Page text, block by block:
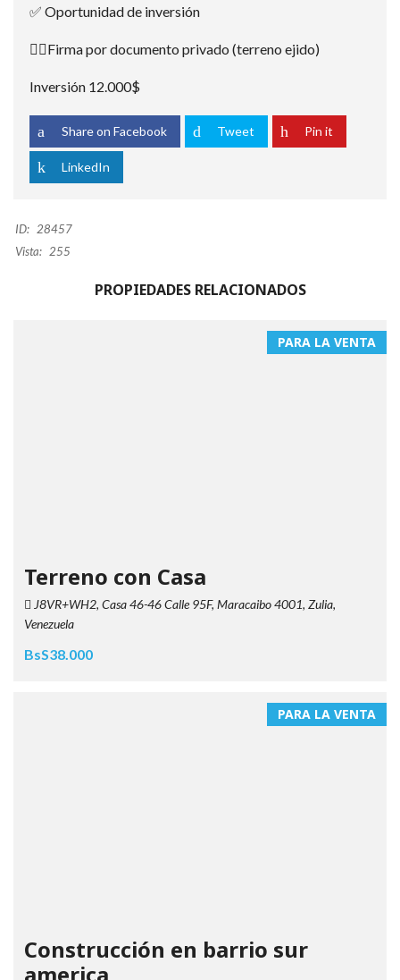
✅ Oportunidad de inversión
✍🏽Firma por documento privado (terreno ejido)
Inversión 12.000$
Share on Facebook Tweet Pin it
LinkedIn
ID: 28457
Vista: 255
PROPIEDADES RELACIONADOS
PARA LA VENTA
Terreno con Casa
J8VR+WH2, Casa 46-46 Calle 95F, Maracaibo 4001, Zulia,
Venezuela
BsS38.000
PARA LA VENTA
Construcción en barrio sur
america